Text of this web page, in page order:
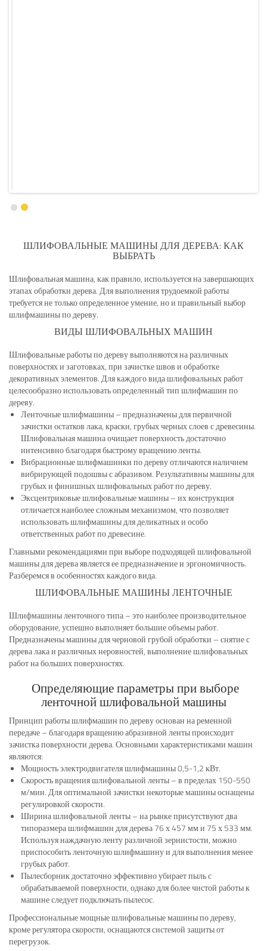
ШЛИФОВАЛЬНЫЕ МАШИНЫ ДЛЯ ДЕРЕВА: КАК
ВЫБРАТЬ
Шлифовальная машина, как правило, используется на завершающих
этапах обработки дерева. Для выполнения трудоемкой работы
требуется не только определенное умение, но и правильный выбор
шлифмашины по дереву.
ВИДЫ ШЛИФОВАЛЬНЫХ МАШИН
Шлифовальные работы по дереву выполняются на различных
поверхностях и заготовках, при зачистке швов и обработке
декоративных элементов. Для каждого вида шлифовальных работ
целесообразно использовать определенный тип шлифмашин по
дереву.
Ленточные шлифмашины – предназначены для первичной
зачистки остатков лака, краски, грубых черных слоев с древесины.
Шлифовальная машина очищает поверхность достаточно
интенсивно благодаря быстрому вращению ленты.
Вибрационные шлифмашинки по дереву отличаются наличием
вибрирующей подошвы с абразивом. Результативны машины для
грубых и финишных шлифовальных работ по дереву.
Эксцентриковые шлифовальные машины – их конструкция
отличается наиболее сложным механизмом, что позволяет
использовать шлифмашины для деликатных и особо
ответственных работ по древесине.
Главными рекомендациями при выборе подходящей шлифовальной
машины для дерева является ее предназначение и эргономичность.
Разберемся в особенностях каждого вида.
ШЛИФОВАЛЬНЫЕ МАШИНЫ ЛЕНТОЧНЫЕ
Шлифмашины ленточного типа – это наиболее производительное
оборудование, успешно выполняет большие объемы работ.
Предназначены машины для черновой грубой обработки – снятие с
дерева лака и различных неровностей, выполнение шлифовальных
работ на больших поверхностях.
Определяющие параметры при выборе
ленточной шлифовальной машины
Принцип работы шлифмашин по дереву основан на ременной
передаче – благодаря вращению абразивной ленты происходит
зачистка поверхности дерева. Основными характеристиками машин
являются:
Мощность электродвигателя шлифмашины 0,5-1,2 кВт.
Скорость вращения шлифовальной ленты – в пределах 150-550
м/мин. Для оптимальной зачистки некоторые машины оснащены
регулировкой скорости.
Ширина шлифовальной ленты – на рынке присутствуют два
типоразмера шлифмашин для дерева 76 х 457 мм и 75 х 533 мм.
Используя наждачную ленту различной зернистости, можно
приспособить ленточную шлифмашину и для выполнения менее
грубых работ.
Пылесборник достаточно эффективно убирает пыль с
обрабатываемой поверхности, однако для более чистой работы к
машине следует подключать пылесос.
Профессиональные мощные шлифовальные машины по дереву,
кроме регулятора скорости, оснащаются системой защиты от
перегрузок.